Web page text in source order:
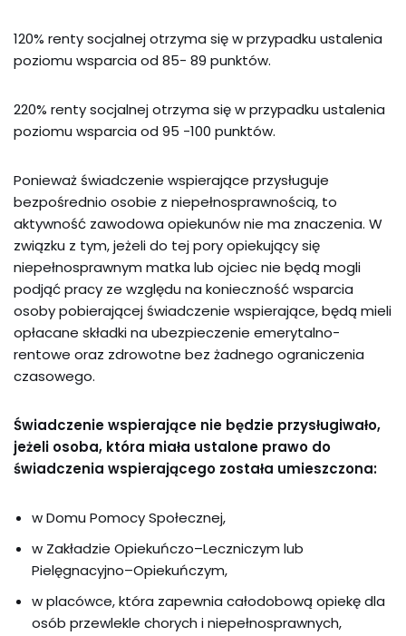
120% renty socjalnej otrzyma się w przypadku ustalenia
poziomu wsparcia od 85- 89 punktów.
220% renty socjalnej otrzyma się w przypadku ustalenia
poziomu wsparcia od 95 -100 punktów.
Ponieważświadczenie wspierające przysługuje
bezpośrednio osobie z niepełnosprawnością, to
aktywność zawodowa opiekunów nie ma znaczenia. W
związku z tym, jeżeli do tej pory opiekujący się
niepełnosprawnym matka lub ojciecnie będą mogli
podjąćpracy ze względu na konieczność wsparcia
osoby pobierającej świadczenie wspierające, będą mieli
opłacane składki na ubezpieczenie emerytalno-
rentowe oraz zdrowotne bez żadnego ograniczenia
czasowego.
Świadczenie wspierające nie będzie przysługiwało,
jeżeli osoba, która miała ustalone prawo do
świadczenia wspierającego została umieszczona:
w Domu Pomocy Społecznej,
w Zakładzie Opiekuńczo–Leczniczym lub
Pielęgnacyjno–Opiekuńczym,
w placówce, która zapewnia całodobową opiekę dla
osób przewlekle chorych i niepełnosprawnych,